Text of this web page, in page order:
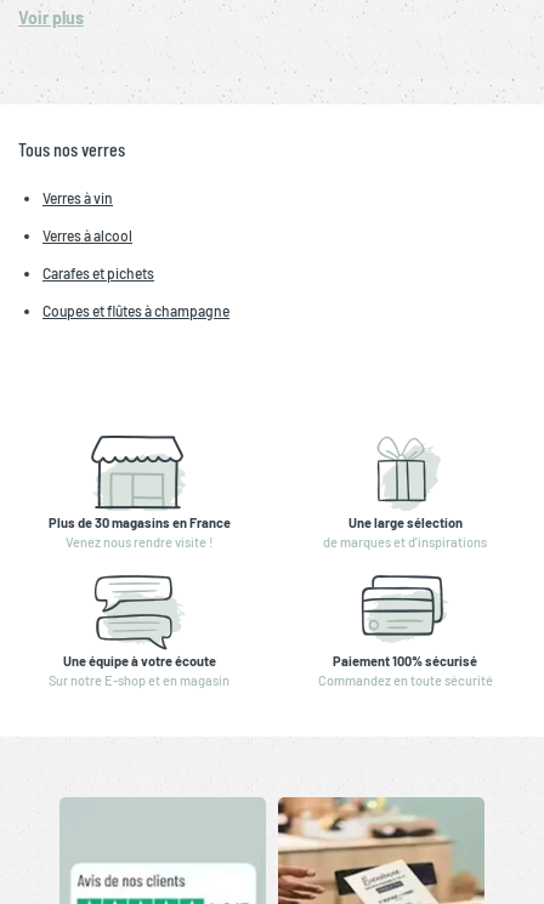
Voir plus
Tous nos verres
Verres à vin
Verres à alcool
Carafes et pichets
Coupes et flûtes à champagne
Plus de 30 magasins en France
Venez nous rendre visite !
Une large sélection
de marques et d'inspirations
Une équipe à votre écoute
Sur notre E-shop et en magasin
Paiement 100% sécurisé
Commandez en toute sécurité